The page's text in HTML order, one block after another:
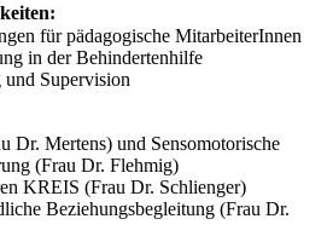
für pädagogische MitarbeiterInnen
in der Behindertenhilfe
und Supervision
Dr. Mertens) und Sensomotorische
(Frau Dr. Flehmig)
KREIS (Frau Dr. Schlienger)
Beziehungsbegleitung (Frau Dr.